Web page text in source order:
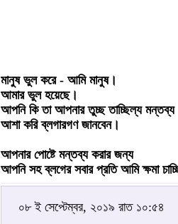
মানুষ ভুল করে - আমি মানুষ।
আমার ভুল হয়েছে।
আপনি কি তা আপনার তুচ্ছ তাচ্ছিল্য মন্তব্য
আশা করি ব্লগারগণ জানবেন।
আপনার পোষ্টে মন্তব্য করার জন্য
আপনি সহ ব্লগের সবার প্রতি আমি ক্ষমা
০৮ ই সেপ্টেম্বর, ২০১৯ রাত ১০:৫৪